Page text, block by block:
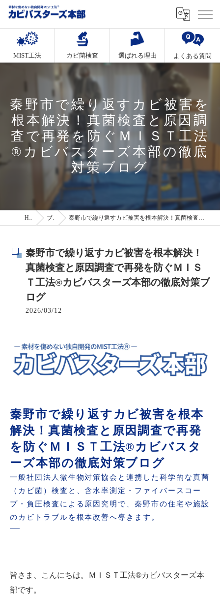
MIST工法 カビ菌検査 選ばれる理由 よくある質問
秦野市で繰り返すカビ被害を
根本解決！真菌検査と原因調
査で再発を防ぐＭＩＳＴ工法
®カビバスターズ本部の徹底
対策ブログ
HOME ブログ 秦野市で繰り返すカビ被害を根本解決！真菌検査と原因調査で再発を防ぐＭＩＳＴ工法®カビバスターズ本部の徹底対策ブログ
秦野市で繰り返すカビ被害を根本解決！
真菌検査と原因調査で再発を防ぐＭＩＳ
Ｔ工法®カビバスターズ本部の徹底対策ブ
ログ
2026/03/12
秦野市で繰り返すカビ被害を根本
解決！真菌検査と原因調査で再発
を防ぐＭＩＳＴ工法®カビバスタ
ーズ本部の徹底対策ブログ
一般社団法人微生物対策協会と連携した科学的な真菌
（カビ菌）検査と、含水率測定・ファイバースコー
プ・負圧検査による原因究明で、秦野市の住宅や施設
のカビトラブルを根本改善へ導きます。
皆さま、こんにちは。ＭＩＳＴ工法®カビバスターズ本
部です。